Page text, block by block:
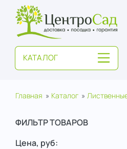
ЦентроСад
КАТАЛОГ
Главная Каталог
ФИЛЬТР ТОВАРОВ
Цена, руб: